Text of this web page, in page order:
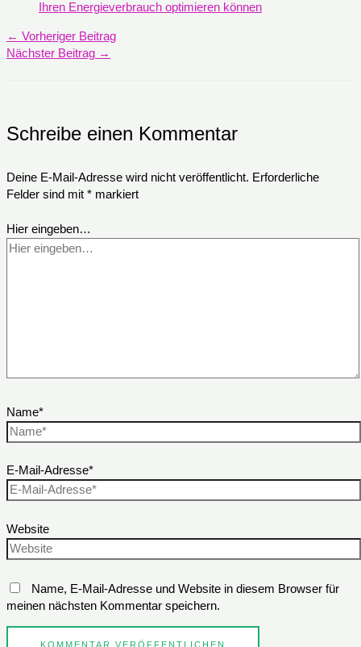
Ihren Energieverbrauch optimieren können
← Vorheriger Beitrag
Nächster Beitrag →
Schreibe einen Kommentar
Deine E-Mail-Adresse wird nicht veröffentlicht. Erforderliche
Felder sind mit * markiert
Hier eingeben…
Name*
E-Mail-Adresse*
Website
Name, E-Mail-Adresse und Website in diesem Browser für
meinen nächsten Kommentar speichern.